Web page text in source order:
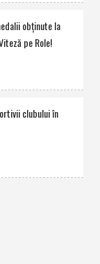
obţinute la
pe Role!
clubului în